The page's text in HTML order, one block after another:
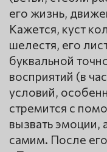
его жизнь,
Кажется, куст
шелестя, его
буквальной
восприятий (в
условий,
стремится с
вызвать эмоции,
самим. После